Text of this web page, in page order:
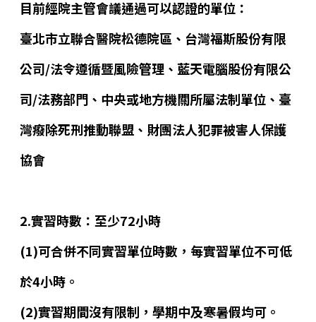
目前經院主管會議通過可以認證的單位：
臺北市立聯合醫院松德院區、台灣福斯股份有限
公司/法令遵循暨風險管理、藍天電腦股份有限公
司/法務部門、中央或地方機關所屬法制單位、臺
灣癈除死刑推動聯盟、財團法人犯罪被害人保護
協會
2.實習時數：至少72小時
(1)可合併不同實習單位時數，每實習單位不可低
於4小時。
(2)實習期間沒有限制，學期中及寒暑假均可。